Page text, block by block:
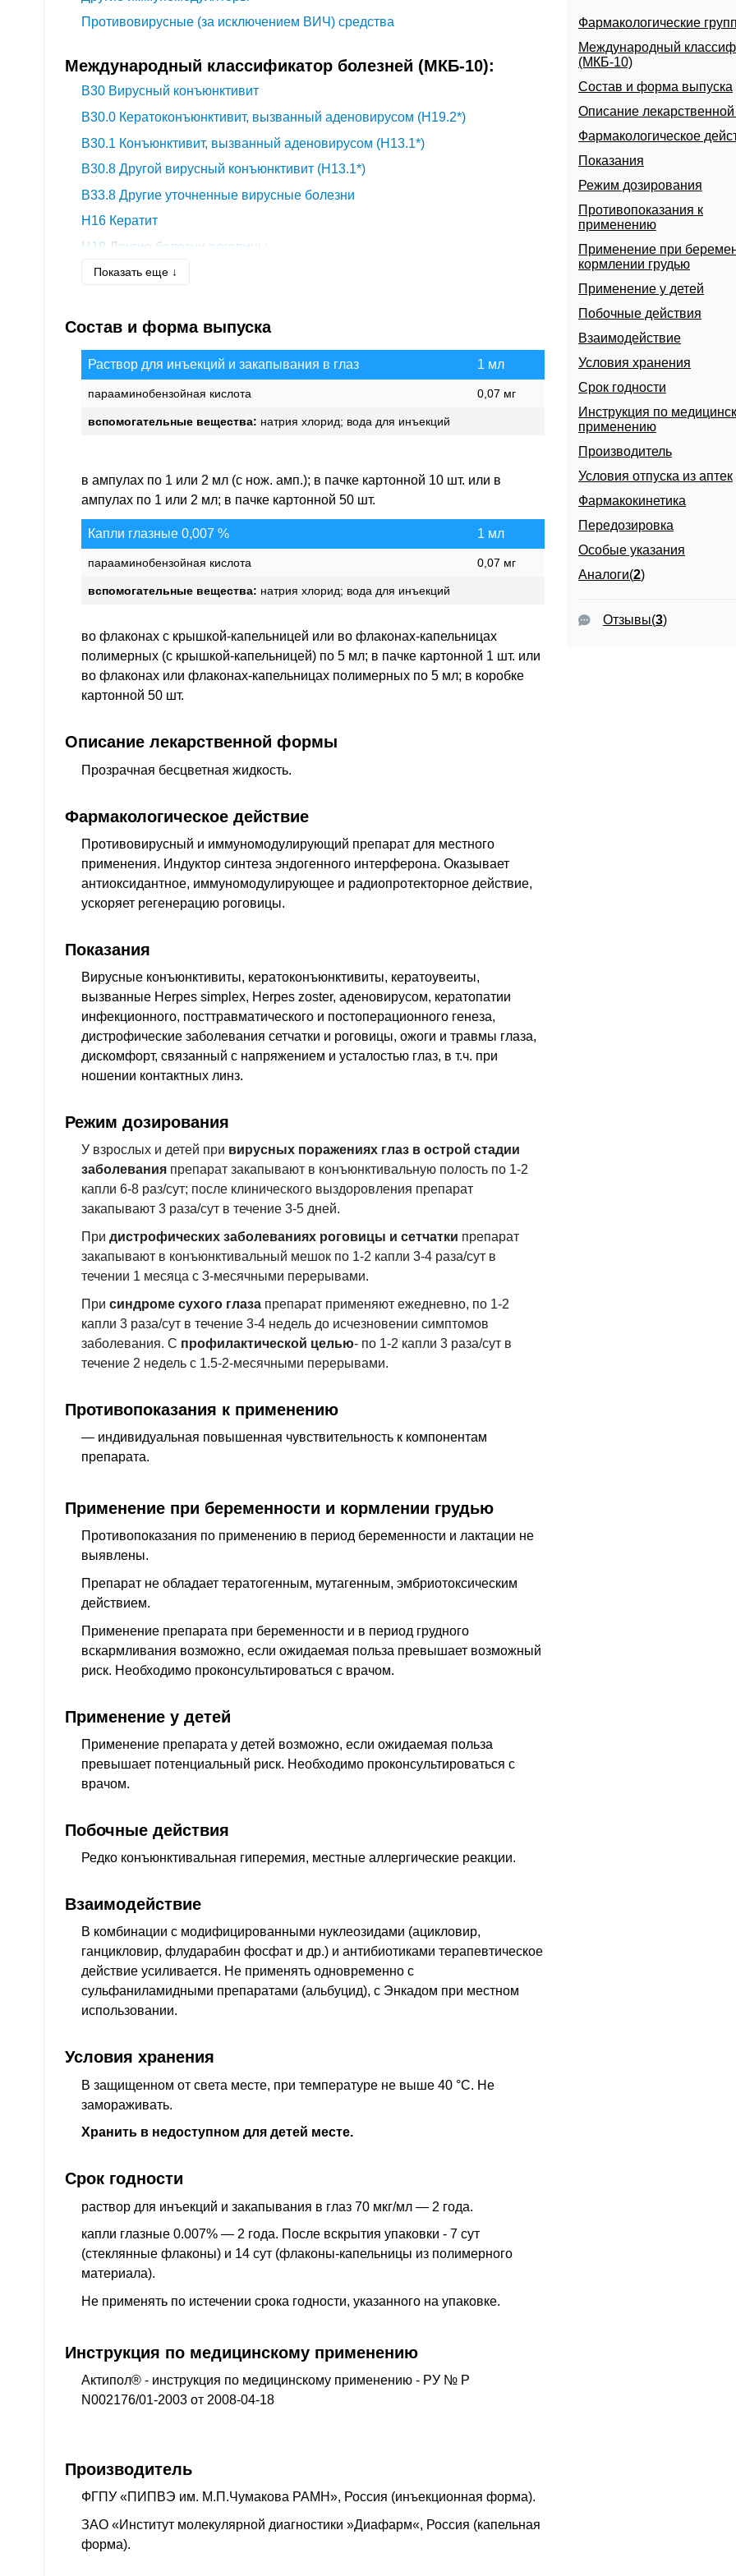
Противовирусные (за исключением ВИЧ) средства
Международный классификатор болезней (МКБ-10):
B30 Вирусный конъюнктивит
B30.0 Кератоконъюнктивит, вызванный аденовирусом (H19.2*)
B30.1 Конъюнктивит, вызванный аденовирусом (H13.1*)
B30.8 Другой вирусный конъюнктивит (H13.1*)
B33.8 Другие уточненные вирусные болезни
H16 Кератит
H18 Другие болезни роговицы
H18.4Дегенерация роговицы
H35.3Дегенерация макулы и заднего полюса
H53.1Субъективные зрительные расстройства
S05.9Травма неуточненной части глаза и орбиты
Показать еще ↓
Состав и форма выпуска
Раствор для инъекций и закапывания в глаз 1 мл
парааминобензойная кислота 0,07 мг
вспомогательные вещества: натрия хлорид; вода для инъекций
в ампулах по 1 или 2 мл (с нож. амп.); в пачке картонной 10 шт. или в
ампулах по 1 или 2 мл; в пачке картонной 50 шт.
Капли глазные 0,007 % 1 мл
парааминобензойная кислота 0,07 мг
вспомогательные вещества: натрия хлорид; вода для инъекций
во флаконах с крышкой-капельницей или во флаконах-капельницах
полимерных (с крышкой-капельницей) по 5 мл; в пачке картонной 1 шт. или
во флаконах или флаконах-капельницах полимерных по 5 мл; в коробке
картонной 50 шт.
Описание лекарственной формы
Прозрачная бесцветная жидкость.
Фармакологическое действие
Противовирусный и иммуномодулирующий препарат для местного
применения. Индуктор синтеза эндогенного интерферона. Оказывает
антиоксидантное, иммуномодулирующее и радиопротекторное действие,
ускоряет регенерацию роговицы.
Показания
Вирусные конъюнктивиты, кератоконъюнктивиты, кератоувеиты,
вызванные Herpes simplex, Herpes zoster, аденовирусом, кератопатии
инфекционного, посттравматического и постоперационного генеза,
дистрофические заболевания сетчатки и роговицы, ожоги и травмы глаза,
дискомфорт, связанный с напряжением и усталостью глаз, в т.ч. при
ношении контактных линз.
Режим дозирования
У взрослых и детей при вирусных поражениях глаз в острой стадии
заболевания препарат закапывают в конъюнктивальную полость по 1-2
капли 6-8 раз/сут; после клинического выздоровления препарат
закапывают 3 раза/сут в течение 3-5 дней.
При дистрофических заболеваниях роговицы и сетчатки препарат
закапывают в конъюнктивальный мешок по 1-2 капли 3-4 раза/сут в
течении 1 месяца с 3-месячными перерывами.
При синдроме сухого глаза препарат применяют ежедневно, по 1-2
капли 3 раза/сут в течение 3-4 недель до исчезновении симптомов
заболевания. С профилактической целью- по 1-2 капли 3 раза/сут в
течение 2 недель с 1.5-2-месячными перерывами.
Противопоказания к применению
— индивидуальная повышенная чувствительность к компонентам
препарата.
Применение при беременности и кормлении грудью
Противопоказания по применению в период беременности и лактации не
выявлены.
Препарат не обладает тератогенным, мутагенным, эмбриотоксическим
действием.
Применение препарата при беременности и в период грудного
вскармливания возможно, если ожидаемая польза превышает возможный
риск. Необходимо проконсультироваться с врачом.
Применение у детей
Применение препарата у детей возможно, если ожидаемая польза
превышает потенциальный риск. Необходимо проконсультироваться с
врачом.
Побочные действия
Редко конъюнктивальная гиперемия, местные аллергические реакции.
Взаимодействие
В комбинации с модифицированными нуклеозидами (ацикловир,
ганцикловир, флударабин фосфат и др.) и антибиотиками терапевтическое
действие усиливается. Не применять одновременно с
сульфаниламидными препаратами (альбуцид), с Энкадом при местном
использовании.
Условия хранения
В защищенном от света месте, при температуре не выше 40 °C. Не
замораживать.
Хранить в недоступном для детей месте.
Срок годности
раствор для инъекций и закапывания в глаз 70 мкг/мл — 2 года.
капли глазные 0.007% — 2 года. После вскрытия упаковки - 7 сут
(стеклянные флаконы) и 14 сут (флаконы-капельницы из полимерного
материала).
Не применять по истечении срока годности, указанного на упаковке.
Инструкция по медицинскому применению
Актипол® - инструкция по медицинскому применению - РУ № Р
N002176/01-2003 от 2008-04-18
Производитель
ФГПУ «ПИПВЭ им. М.П.Чумакова РАМН», Россия (инъекционная форма).
ЗАО «Институт молекулярной диагностики »Диафарм«, Россия (капельная
форма).
Фармакологические
Международный
(МКБ-10)
Состав и форма выпуска
Описание
Фармакологическое
Показания
Режим дозирования
Противопоказания к
применению
Применение при
кормлении грудью
Применение у детей
Побочные действия
Взаимодействие
Условия хранения
Срок годности
Инструкция по
применению
Производитель
Условия отпуска из аптек
Фармакокинетика
Передозировка
Особые указания
Аналоги(2)
Отзывы(3)